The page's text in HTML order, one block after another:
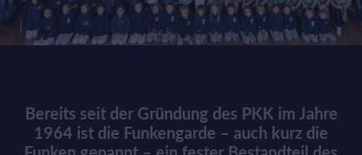
Bereits seit der Gründung des PKK im Jahre
1964 ist die Funkengarde – auch kurz die